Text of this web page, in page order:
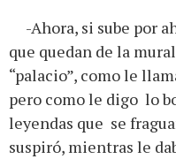
-Ahora, si sube por
que quedan de la
“palacio”, como le
pero como le digo lo
leyendas que se
suspiró, mientras le